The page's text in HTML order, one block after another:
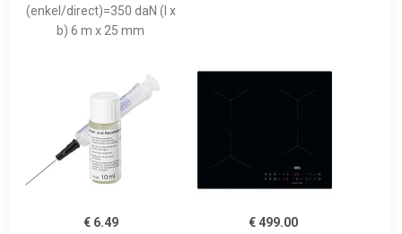
(enkel/direct)=350 daN (l x
b) 6 m x 25 mm
€ 6.49
€ 499.00